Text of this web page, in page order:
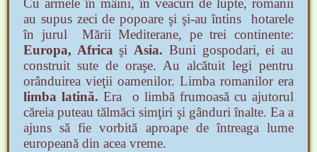
Cu armele în mâini, în veacuri de lupte, romanii
au supus zeci de popoare şi şi-au întins hotarele
în jurul Mării Mediterane, pe trei continente:
Europa, AfricaşiAsia. Buni gospodari, ei au
construit sute de oraşe. Au alcătuit legi pentru
orânduirea vieţii oamenilor. Limba romanilor era
limba latină. Era o limbă frumoasă cu ajutorul
căreia puteau tălmăci simţiri şi gânduri înalte. Ea a
ajuns să fie vorbită aproape de întreaga lume
europeană din acea vreme.